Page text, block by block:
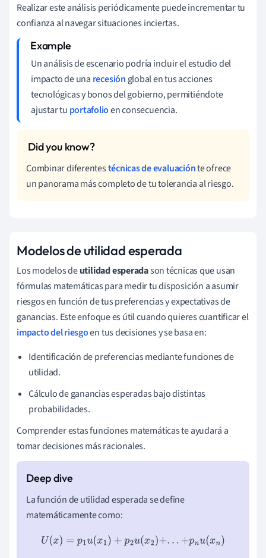
Realizar este análisis periódicamente puede incrementar tu
confianza al navegar situaciones inciertas.
Un análisis de escenario podría incluir el estudio del
impacto de una recesión global en tus acciones
tecnológicas y bonos del gobierno, permitiéndote
ajustar tu portafolioen consecuencia.
Combinar diferentestécnicas de evaluaciónte ofrece
un panorama más completo de tu tolerancia al riesgo.
Modelos de utilidad esperada
Los modelos deutilidad esperadason técnicas que usan
fórmulas matemáticas para medir tu disposición a asumir
riesgos en función de tus preferencias y expectativas de
ganancias. Este enfoque es útil cuando quieres cuantificar el
impacto del riesgoen tus decisiones y se basa en:
Identificación de preferencias mediante funciones de
utilidad.
Cálculo de ganancias esperadas bajo distintas
probabilidades.
Comprender estas funciones matemáticas te ayudará a
tomar decisiones más racionales.
La función de utilidad esperada se define
matemáticamente como:
U x)=p1u( x1)+p2u(x2)+...+pnu(xn)